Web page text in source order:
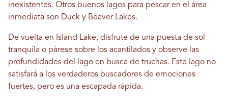
inexistentes. Otros buenos lagos para pescar en el área
inmediata son Duck y Beaver Lakes.
De vuelta en Island Lake, disfrute de una puesta de sol
tranquila o párese sobre los acantilados y observe las
profundidades del lago en busca de truchas. Este lago no
satisfará a los verdaderos buscadores de emociones
fuertes, pero es una escapada rápida.